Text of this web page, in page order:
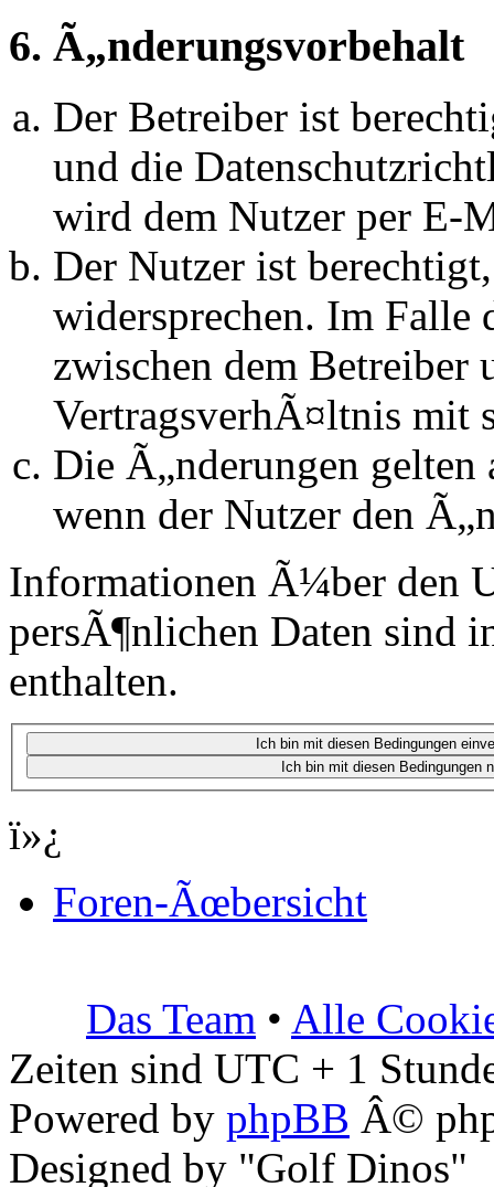
6. Ã„nderungsvorbehalt
Der Betreiber ist
und die
wird dem Nutzer per E-
Der Nutzer ist
widersprechen. Im Falle
zwischen dem Betreiber
VertragsverhÃ¤ltnis mit
Die Ã„nderungen
wenn der Nutzer den
Informationen Ã¼ber den
persÃ¶nlichen Daten sind
enthalten.
ï»¿
Foren-Ãœbersicht
Das Team • Alle
Zeiten sind UTC + 1
Powered by phpBB Â©
Designed by "Golf Dinos"